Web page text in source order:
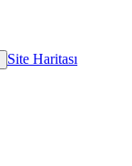
Site Haritası